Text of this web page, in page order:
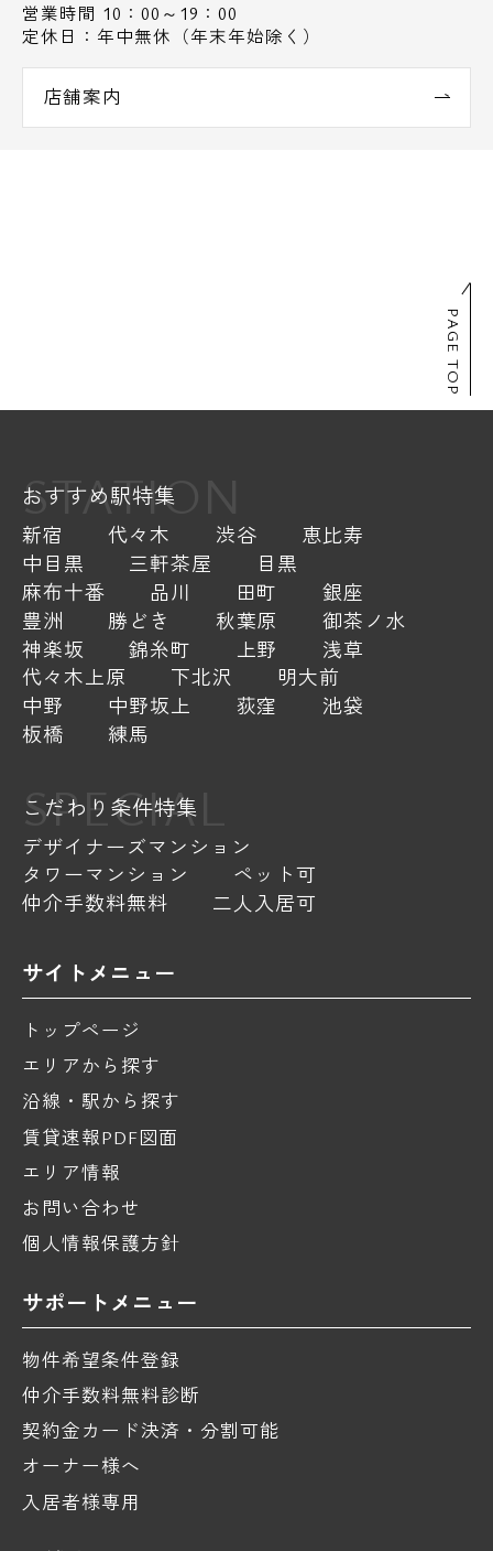
営業時間 10：00～19：00
定休日：年中無休（年末年始除く）
店舗案内
PAGE TOP
STATION
おすすめ駅特集
新宿 代々木 渋谷
恵比寿
中目黒
三軒茶屋
目黒
麻布十番
品川 田町
銀座
豊洲
勝どき 秋葉原
御茶ノ水
神楽坂
錦糸町 上野
浅草
代々木上原
下北沢
明大前
中野
中野坂上 荻窪
池袋
板橋
練馬
SPECIAL
こだわり条件特集
デザイナーズマンション
タワーマンション
ペット可
仲介手数料無料
二人入居可
サイトメニュー
トップページ
エリアから探す
沿線・駅から探す
賃貸速報PDF図面
エリア情報
お問い合わせ
個人情報保護方針
サポートメニュー
物件希望条件登録
仲介手数料無料診断
契約金カード決済・分割可能
オーナー様へ
入居者様専用